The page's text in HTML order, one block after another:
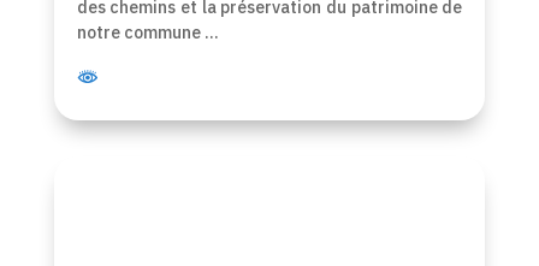
des chemins et la préservation du patrimoine de
notre commune …